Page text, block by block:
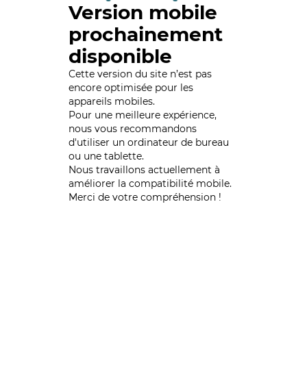
Version mobile
prochainement
disponible
Cette version du site n’est pas
encore optimisée pour les
appareils mobiles.
Pour une meilleure expérience,
nous vous recommandons
d'utiliser un ordinateur de bureau
ou une tablette.
Nous travaillons actuellement à
améliorer la compatibilité mobile.
Merci de votre compréhension !